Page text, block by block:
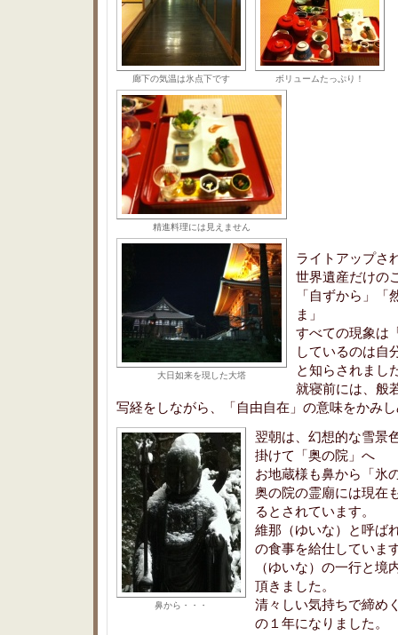
廊下の気温は氷点下です ボリュームたっぷり！
精進料理には見えません
大日如来を現した大塔
ライトアップさ
世界遺産だけの
「自ずから」「
ま」
すべての現象は
しているのは自
と知らされまし
就寝前には、般
写経をしながら、「自由自在」の意味をかみ
鼻から・・・
翌朝は、幻想的な雪景
掛けて「奥の院」へ
お地蔵様も鼻から「氷
奥の院の霊廟には現在
るとされています。
維那（ゆいな）と呼ば
の食事を給仕していま
（ゆいな）の一行と境
頂きました。
清々しい気持ちで締め
の１年になりました。